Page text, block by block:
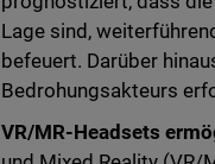
Lage sind,
befeuert. Darüber
Bedrohungsakteurs
VR/MR-Headsets